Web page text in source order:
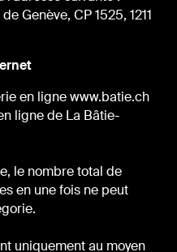
Genève, CP 1525, 1211
en ligne www.batie.ch
ligne de La Bâtie-
le nombre total de
en une fois ne peut
uniquement au moyen